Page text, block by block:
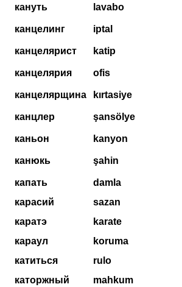
кануть
канцелинг
канцелярист
канцелярия
канцелярщина
канцлер
каньон
канюкь
капать
карасий
каратэ
караул
катиться
каторжный
lavabo
iptal
katip
ofis
kırtasiye
şansölye
kanyon
şahin
damla
sazan
karate
koruma
rulo
mahkum